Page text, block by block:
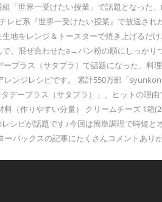
「世界一受けたい授業」で話題となった
ビ系『世界一受けたい授業』で放送さ
をレンジ＆トースターで焼き上げるだ
、混ぜ合わせたa→パン粉の順にしっか
ラス（サタプラ）で話題になった、料
ンジレシピです。 累計550万部「
ープラス（サタプラ）」、ヒットの理
作りやすい分量） クリームチーズ 1箱
シピが話題です♪今回は簡単調理で時短
ックスの記事にたくさんコメントあり